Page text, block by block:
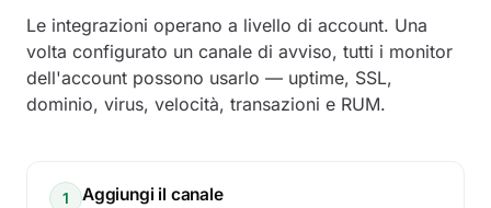
Le integrazioni operano a livello di account. Una
volta configurato un canale di avviso, tutti i monitor
dell'account possono usarlo — uptime, SSL,
dominio, virus, velocità, transazioni e RUM.
1 Aggiungi il canale